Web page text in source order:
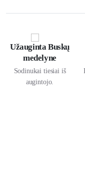
Užauginta Buskų
medelyne
Sodinukai tiesiai iš
augintojo.